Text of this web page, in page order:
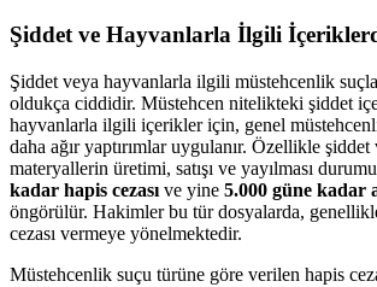
Şiddet ve Hayvanlarla İlgili
Şiddet veya hayvanlarla ilgili müstehcenlik
oldukça ciddidir. Müstehcen nitelikteki şiddet
hayvanlarla ilgili içerikler için, genel
daha ağır yaptırımlar uygulanır. Özellikle
materyallerin üretimi, satışı ve yayılması
kadar hapis cezası ve yine 5.000 güne kadar
öngörülür. Hakimler bu tür dosyalarda,
cezası vermeye yönelmektedir.
Müstehcenlik suçu türüne göre verilen hapis